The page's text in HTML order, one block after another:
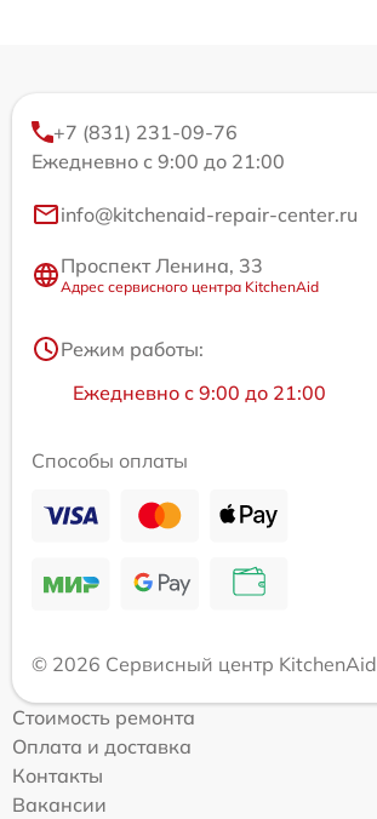
+7 (831) 231-09-76
Ежедневно с 9:00 до 21:00
info@kitchenaid-repair-center.ru
Проспект Ленина, 33
Адрес сервисного центра KitchenAid
Режим работы:
Ежедневно с 9:00 до 21:00
Способы оплаты
© 2026 Сервисный центр KitchenAid
Стоимость ремонта
Оплата и доставка
Контакты
Вакансии